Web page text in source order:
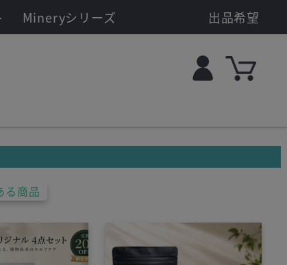
Mineryシリーズ 出品希望
る商品